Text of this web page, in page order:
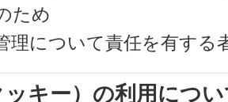
ため
理について責任を有する
キー）の利用につ